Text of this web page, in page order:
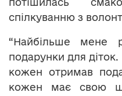
потішилась
спілкуванню з
“Найбільше мене
подарунки для
кожен отримав
кожен має свою